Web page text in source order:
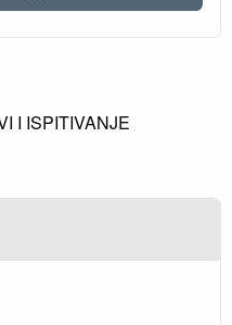
I ISPITIVANJE